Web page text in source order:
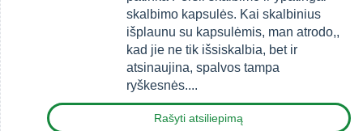
skalbimo kapsulės. Kai skalbinius
išplaunu su kapsulėmis, man atrodo,,
kad jie ne tik išsiskalbia, bet ir
atsinaujina, spalvos tampa
ryškesnės....
Rašyti atsiliepimą